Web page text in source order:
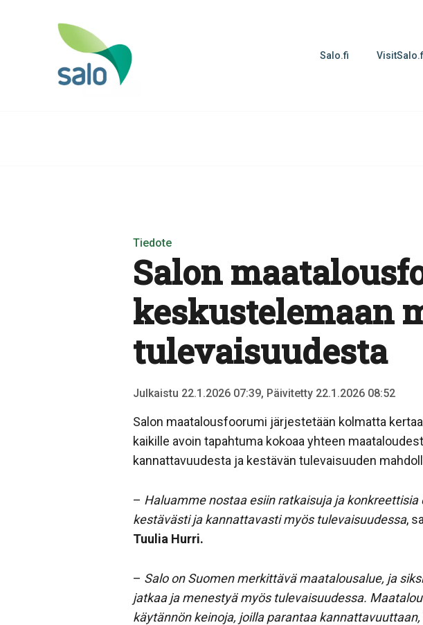
Salo.fi
Tiedote
Salon
keskustelemaan
tulevaisuudesta
Julkaistu 22.1.2026 07:39, Päivitetty 22.1.2026 08:52
Salon maatalousfoorumi järjestetään kolmatta
kaikille avoin tapahtuma kokoaa yhteen
kannattavuudesta ja kestävän tulevaisuuden
– Haluamme nostaa esiin ratkaisuja ja
kestävästi ja kannattavasti myös tulevaisuudessa,
Tuulia Hurri.
– Salo on Suomen merkittävä maatalousalue, ja
jatkaa ja menestyä myös tulevaisuudessa.
käytännön keinoja, joilla parantaa kannattavuuttaan,